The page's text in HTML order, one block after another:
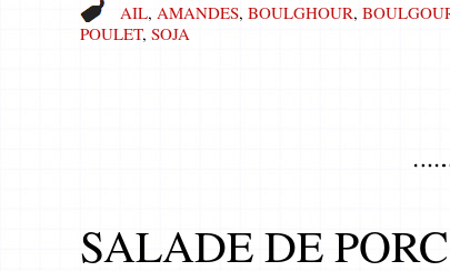
AIL, AMANDES, BOULGHOUR,
POULET, SOJA
SALADE DE